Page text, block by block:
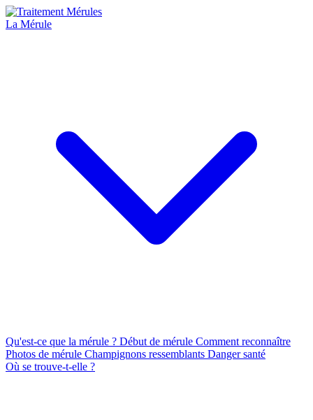
La Mérule
Qu'est-ce que la mérule ? Début de mérule Comment reconnaître
Photos de mérule Champignons ressemblants Danger santé
Où se trouve-t-elle ?